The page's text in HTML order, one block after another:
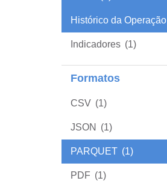
Histórico da Operação
Indicadores (1)
Formatos
CSV (1)
JSON (1)
PARQUET (1)
PDF (1)